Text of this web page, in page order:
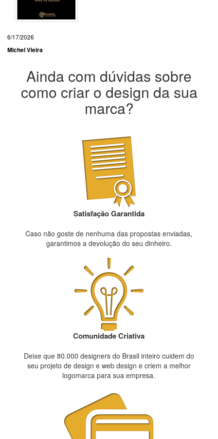
6/17/2026
Michel Vieira
Ainda com dúvidas sobre
como criar o design da sua
marca?
Satisfação Garantida
Caso não goste de nenhuma das propostas enviadas,
garantimos a devolução do seu dinheiro.
Comunidade Criativa
Deixe que 80.000 designers do Brasil inteiro cuidem do
seu projeto de design e web design e criem a melhor
logomarca para sua empresa.